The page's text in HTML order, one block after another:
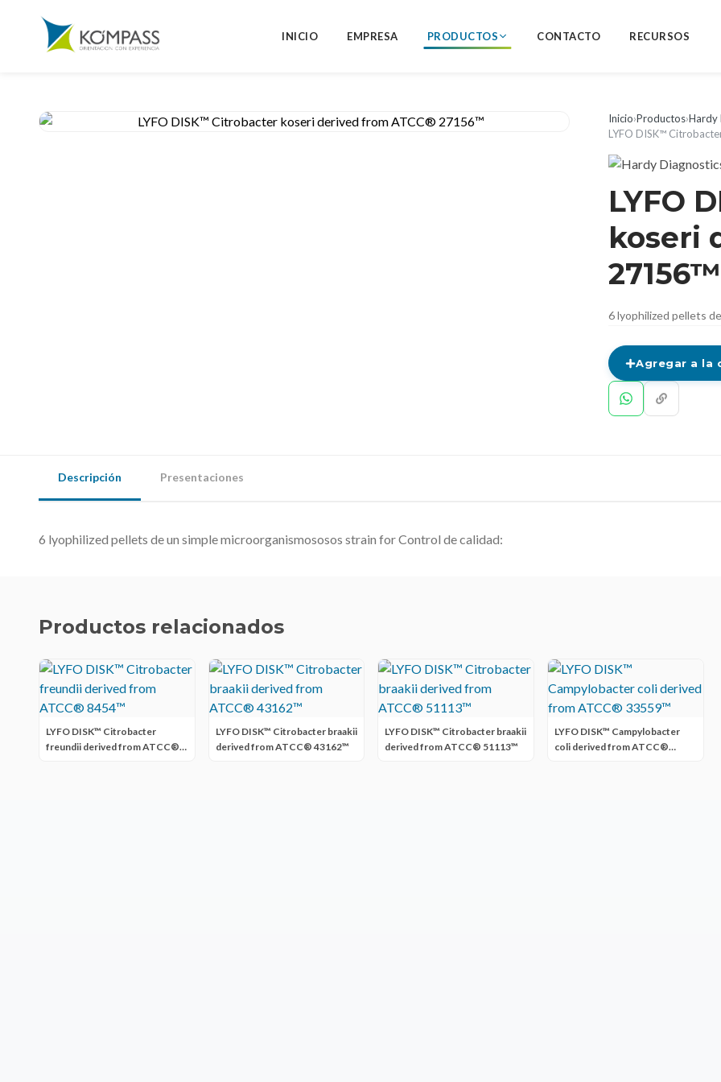
INICIO EMPRESA PRODUCTOS CONTACTO RECURSOS
Inicio›Productos›Hardy
LYFO DISK™
LYFO
koseri
27156™
6 lyophilized pellets
Agregar a la
Descripción Presentaciones
6 lyophilized pellets de un simple microorganismososos strain for Control de calidad:
Productos relacionados
LYFO DISK™ Citrobacter
freundii derived from ATCC®
LYFO DISK™ Citrobacter braakii
derived from ATCC® 43162™
LYFO DISK™ Citrobacter braakii
derived from ATCC® 51113™
LYFO DISK™ Campylobacter
coli derived from ATCC®